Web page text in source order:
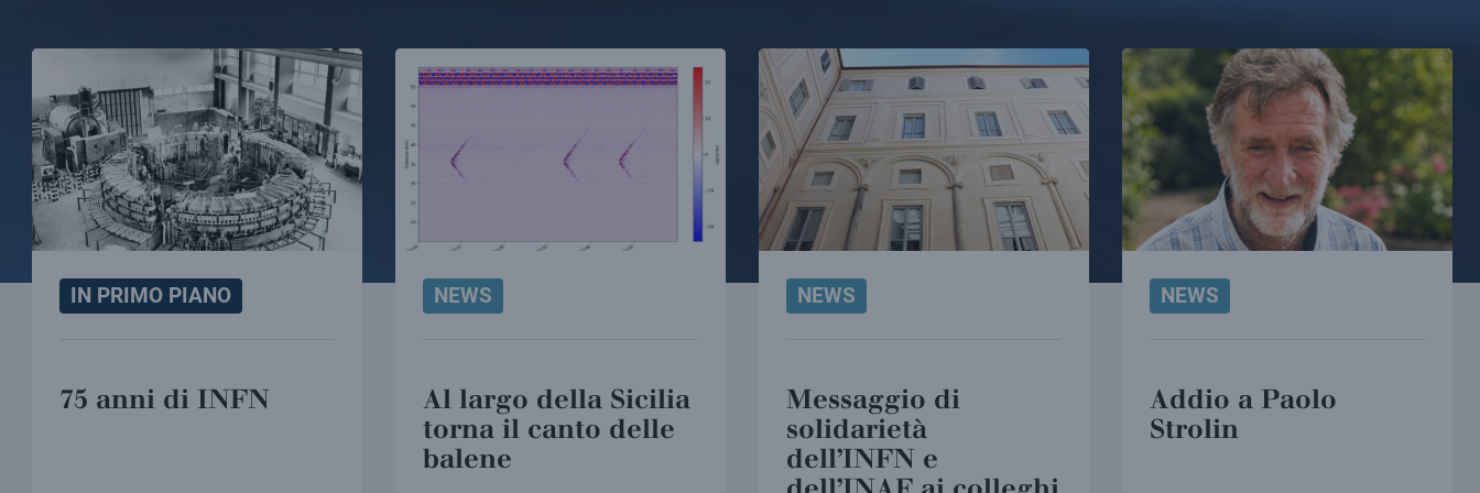
IN PRIMO PIANO
75 anni di INFN
NEWS
Al largo della Sicilia
torna il canto delle
balene
NEWS
Messaggio di
solidarietà
dell’INFN e
NEWS
Addio a Paolo
Strolin